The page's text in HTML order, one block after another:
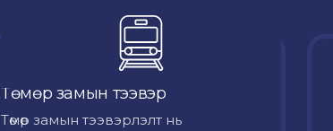
Төмөр замын тээвэр
Төмөр замын тээвэрлэлт нь